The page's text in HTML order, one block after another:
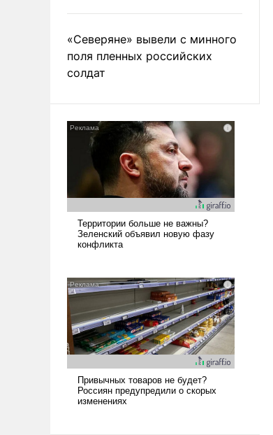
«Северяне» вывели с минного
поля пленных российских
солдат